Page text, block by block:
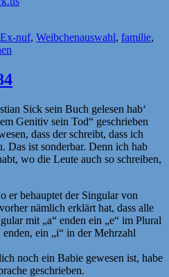
Kategorien
Ex-nuf, WeibchenSchlagwörter
auswahl, familie,
Sick sein Buch gelesen hab‘
Genitiv sein Tod“ geschrieben
dass der schreibt, dass ich
Das ist sonderbar. Denn ich hab
wo die Leute auch so schreiben,
er behauptet der Singular von
nämlich erklärt hat, dass alle
mit „a“ enden ein „e“ im Plural
ein „i“ in der Mehrzahl
noch ein Babie gewesen ist, habe
geschrieben.